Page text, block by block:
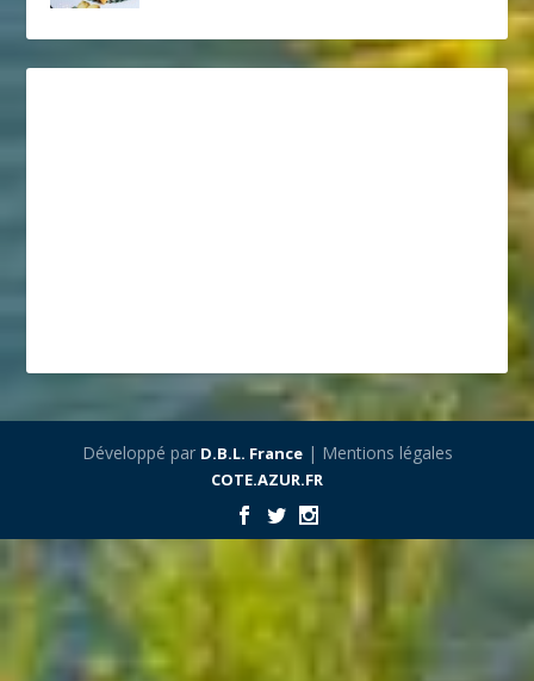
Développé par D.B.L. France| Mentions légales
COTE.AZUR.FR